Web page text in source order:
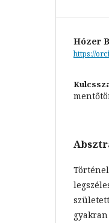
Hózer
https://